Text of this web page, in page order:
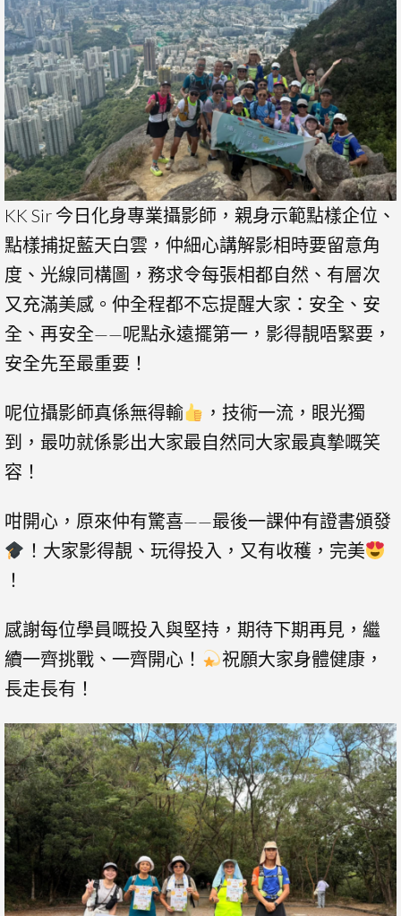
KK Sir 今日化身專業攝影師，親身示範點樣企位、
點樣捕捉藍天白雲，仲細心講解影相時要留意角
度、光線同構圖，務求令每張相都自然、有層次
又充滿美感。仲全程都不忘提醒大家：安全、安
全、再安全——呢點永遠擺第一，影得靚唔緊要，
安全先至最重要！
呢位攝影師真係無得輸
，技術一流，眼光獨
到，最叻就係影出大家最自然同大家最真摯嘅笑
容！
咁開心，原來仲有驚喜——最後一課仲有證書頒發
！大家影得靚、玩得投入，又有收穫，完美
！
感謝每位學員嘅投入與堅持，期待下期再見，繼
續一齊挑戰、一齊開心！
祝願大家身體健康，
長走長有！